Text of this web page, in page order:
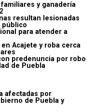
y ganadería
resultan lesionadas
público
para atender a
Acajete y roba cerca
predenuncia por robo
de Puebla
afectadas por
de Puebla y